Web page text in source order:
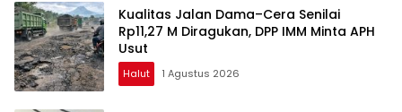
Kualitas Jalan Dama–Cera Senilai
Rp11,27 M Diragukan, DPP IMM Minta APH
Usut
Halut 1 Agustus 2026